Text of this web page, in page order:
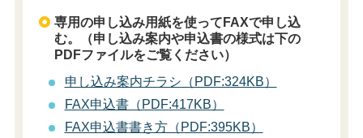
専用の申し込み用紙を使ってFAXで申し込
む。（申し込み案内や申込書の様式は下の
PDFファイルをご覧ください）
申し込み案内チラシ（PDF:324KB）
FAX申込書（PDF:417KB）
FAX申込書書き方（PDF:395KB）